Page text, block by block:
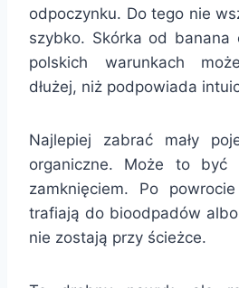
odpoczynku. Do tego nie
szybko. Skórka od banana
polskich warunkach
dłużej, niż podpowiada
Najlepiej zabrać mały
organiczne. Może to być
zamknięciem. Po
trafiają do bioodpadów
nie zostają przy ścieżce.